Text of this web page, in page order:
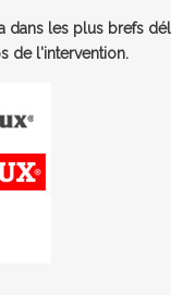
les plus brefs
de l'intervention.